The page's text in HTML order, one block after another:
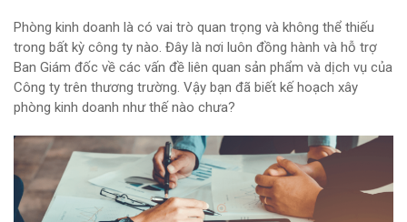
Phòng kinh doanh là có vai trò quan trọng và không thể thiếu
trong bất kỳ công ty nào. Đây là nơi luôn đồng hành và hỗ trợ
Ban Giám đốc về các vấn đề liên quan sản phẩm và dịch vụ của
Công ty trên thương trường. Vậy bạn đã biết kế hoạch xây
phòng kinh doanh như thế nào chưa?